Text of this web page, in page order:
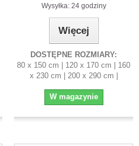
Wysyłka: 24 godziny
Więcej
DOSTĘPNE ROZMIARY:
80 x 150 cm | 120 x 170 cm | 160
x 230 cm | 200 x 290 cm |
W magazynie